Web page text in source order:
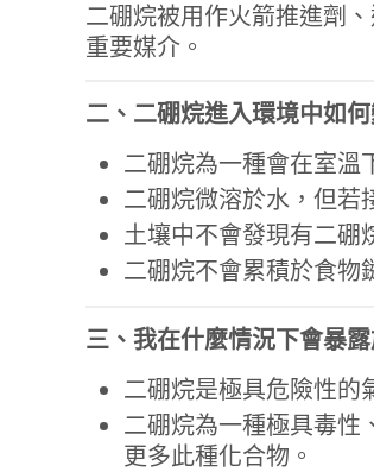
二硼烷被用作火箭推進劑
重要媒介。
二、二硼烷進入環境中如
二硼烷為一種會在室溫
二硼烷微溶於水，但若
土壤中不會發現有二硼
二硼烷不會累積於食物
三、我在什麼情況下會暴
二硼烷是極具危險性的
二硼烷為一種極具毒性
更多此種化合物。